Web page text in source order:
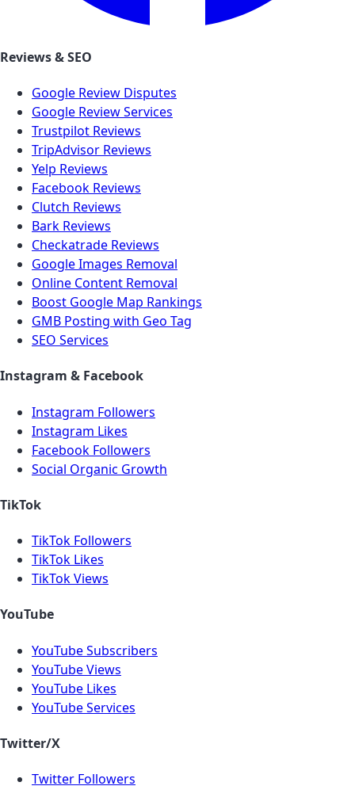
Reviews & SEO
Google Review Disputes
Google Review Services
Trustpilot Reviews
TripAdvisor Reviews
Yelp Reviews
Facebook Reviews
Clutch Reviews
Bark Reviews
Checkatrade Reviews
Google Images Removal
Online Content Removal
Boost Google Map Rankings
GMB Posting with Geo Tag
SEO Services
Instagram & Facebook
Instagram Followers
Instagram Likes
Facebook Followers
Social Organic Growth
TikTok
TikTok Followers
TikTok Likes
TikTok Views
YouTube
YouTube Subscribers
YouTube Views
YouTube Likes
YouTube Services
Twitter/X
Twitter Followers